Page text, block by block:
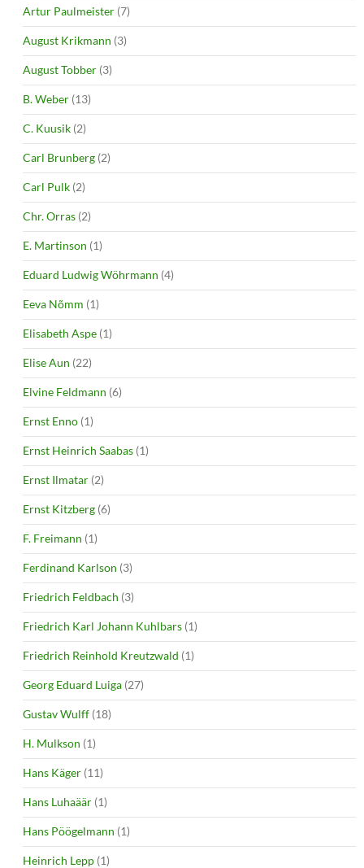
Artur Paulmeister (7)
August Krikmann (3)
August Tobber (3)
B. Weber (13)
C. Kuusik (2)
Carl Brunberg (2)
Carl Pulk (2)
Chr. Orras (2)
E. Martinson (1)
Eduard Ludwig Wöhrmann (4)
Eeva Nõmm (1)
Elisabeth Aspe (1)
Elise Aun (22)
Elvine Feldmann (6)
Ernst Enno (1)
Ernst Heinrich Saabas (1)
Ernst Ilmatar (2)
Ernst Kitzberg (6)
F. Freimann (1)
Ferdinand Karlson (3)
Friedrich Feldbach (3)
Friedrich Karl Johann Kuhlbars (1)
Friedrich Reinhold Kreutzwald (1)
Georg Eduard Luiga (27)
Gustav Wulff (18)
H. Mulkson (1)
Hans Käger (11)
Hans Luhaäär (1)
Hans Pöögelmann (1)
Heinrich Lepp (1)